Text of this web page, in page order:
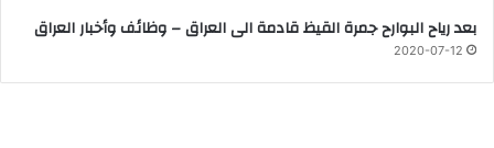
بعد رياح البوارح جمرة القيظ قادمة الى العراق – وظائف وأخبار العراق
2020-07-12